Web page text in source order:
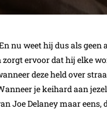
nu weet hij dus als
ervoor dat hij elke
deze held over
je keihard aan
Joe Delaney maar